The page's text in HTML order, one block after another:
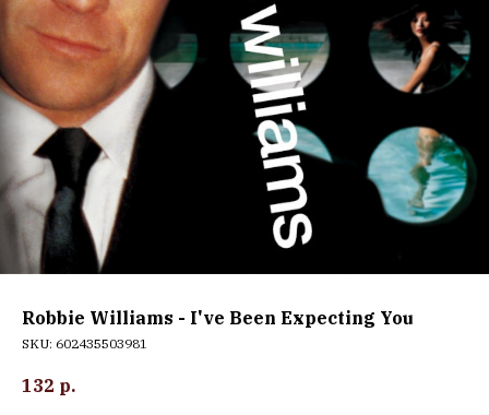
Robbie Williams - I've Been Expecting You
SKU: 602435503981
132 р.